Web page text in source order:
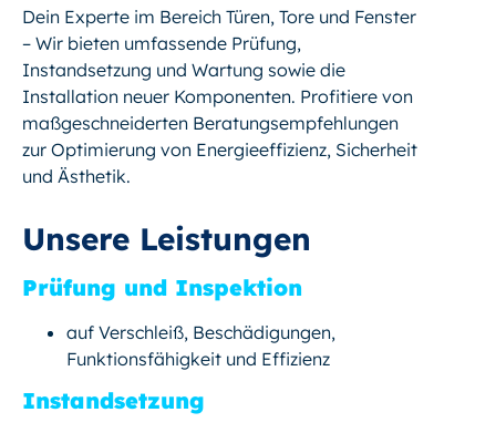
Dein Experte im Bereich Türen, Tore und Fenster
– Wir bieten umfassende Prüfung,
Instandsetzung und Wartung sowie die
Installation neuer Komponenten. Profitiere von
maßgeschneiderten Beratungsempfehlungen
zur Optimierung von Energieeffizienz, Sicherheit
und Ästhetik.
Unsere Leistungen
Prüfung und Inspektion
auf Verschleiß, Beschädigungen,
Funktionsfähigkeit und Effizienz
Instandsetzung